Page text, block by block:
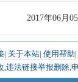
2017年06月
| 关于本站| 使用帮助|
,违法链接举报删除,